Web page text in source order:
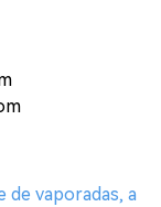
de vaporadas, a